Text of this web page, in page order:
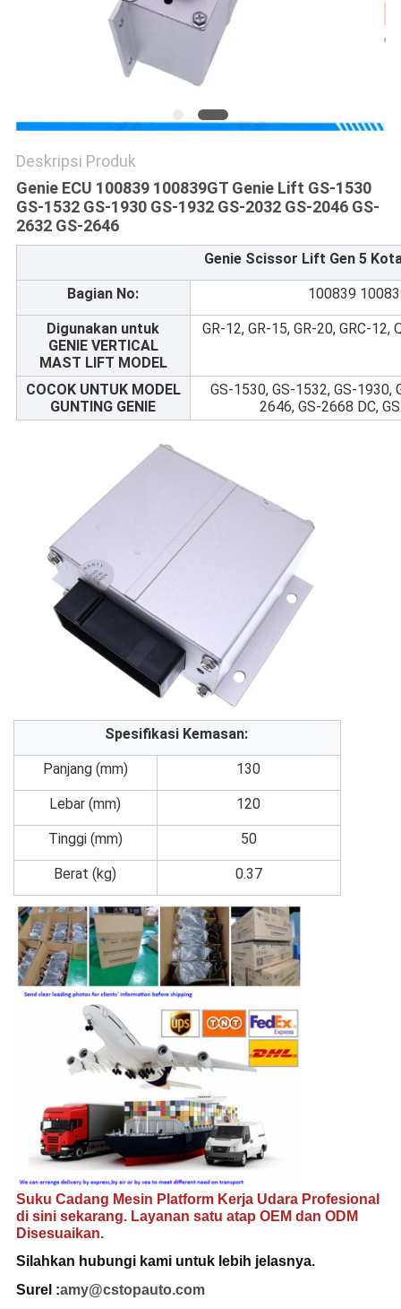
Deskripsi Produk
Genie ECU 100839 100839GT Genie Lift GS-1530
GS-1532 GS-1930 GS-1932 GS-2032 GS-2046 GS-
2632 GS-2646​
Genie Scissor Lift Gen 5
Bagian No: 100839
Digunakan untuk
GENIE VERTICAL
MAST LIFT MODEL
GR-12, GR-15, GR-20, GRC-12,
COCOK UNTUK MODEL
GUNTING GENIE
GS-1530, GS-1532, GS-1930,
2646, GS-2668 DC,
Spesifikasi Kemasan:
Panjang (mm) 130
Lebar (mm) 120
Tinggi (mm) 50
Berat (kg) 0.37
Suku Cadang Mesin Platform Kerja Udara Profesional
di sini sekarang. Layanan satu atap OEM dan ODM
Disesuaikan.
Silahkan hubungi kami untuk lebih jelasnya.
Surel :amy@cstopauto.com